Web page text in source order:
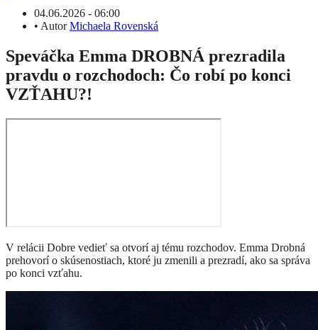
04.06.2026 - 06:00
• AutorMichaela Rovenská
Speváčka Emma DROBNÁ prezradila
pravdu o rozchodoch: Čo robí po konci
VZŤAHU?!
V relácii Dobre vedieť sa otvorí aj tému rozchodov. Emma Drobná
prehovorí o skúsenostiach, ktoré ju zmenili a prezradí, ako sa správa
po konci vzťahu.